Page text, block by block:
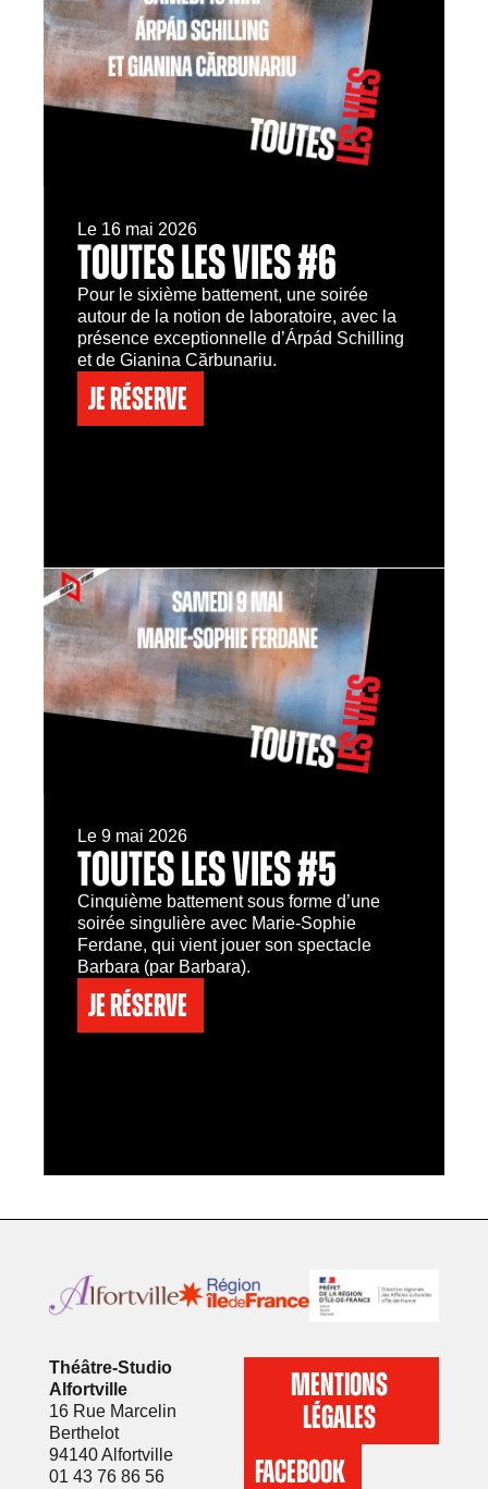
Le 16 mai 2026
TOUTES LES VIES #6
Pour le sixième battement, une soirée
autour de la notion de laboratoire, avec la
présence exceptionnelle d’Árpád Schilling
et de Gianina Cărbunariu.
Je réserve
Le 9 mai 2026
TOUTES LES VIES #5
Cinquième battement sous forme d’une
soirée singulière avec Marie-Sophie
Ferdane, qui vient jouer son spectacle
Barbara (par Barbara).
Je réserve
Théâtre-Studio
Alfortville
16 Rue Marcelin
Berthelot
94140 Alfortville
01 43 76 86 56
MENTIONS
LÉGALES
FACEBOOK